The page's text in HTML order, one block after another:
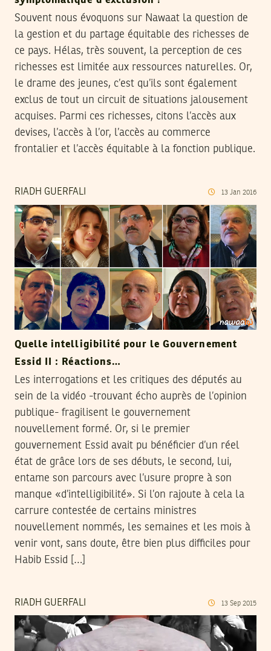
Souvent nous évoquons sur Nawaat la question de
la gestion et du partage équitable des richesses de
ce pays. Hélas, très souvent, la perception de ces
richesses est limitée aux ressources naturelles. Or,
le drame des jeunes, c’est qu’ils sont également
exclus de tout un circuit de situations jalousement
acquises. Parmi ces richesses, citons l’accès aux
devises, l’accès à l’or, l’accès au commerce
frontalier et l’accès équitable à la fonction publique.
RIADH GUERFALI 13 Jan 2016
Quelle intelligibilité pour le Gouvernement
Essid II : Réactions…
Les interrogations et les critiques des députés au
sein de la vidéo -trouvant écho auprès de l’opinion
publique- fragilisent le gouvernement
nouvellement formé. Or, si le premier
gouvernement Essid avait pu bénéficier d’un réel
état de grâce lors de ses débuts, le second, lui,
entame son parcours avec l’usure propre à son
manque «d’intelligibilité». Si l’on rajoute à cela la
carrure contestée de certains ministres
nouvellement nommés, les semaines et les mois à
venir vont, sans doute, être bien plus difficiles pour
Habib Essid […]
RIADH GUERFALI 13 Sep 2015